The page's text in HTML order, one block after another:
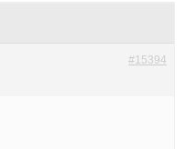
#15394